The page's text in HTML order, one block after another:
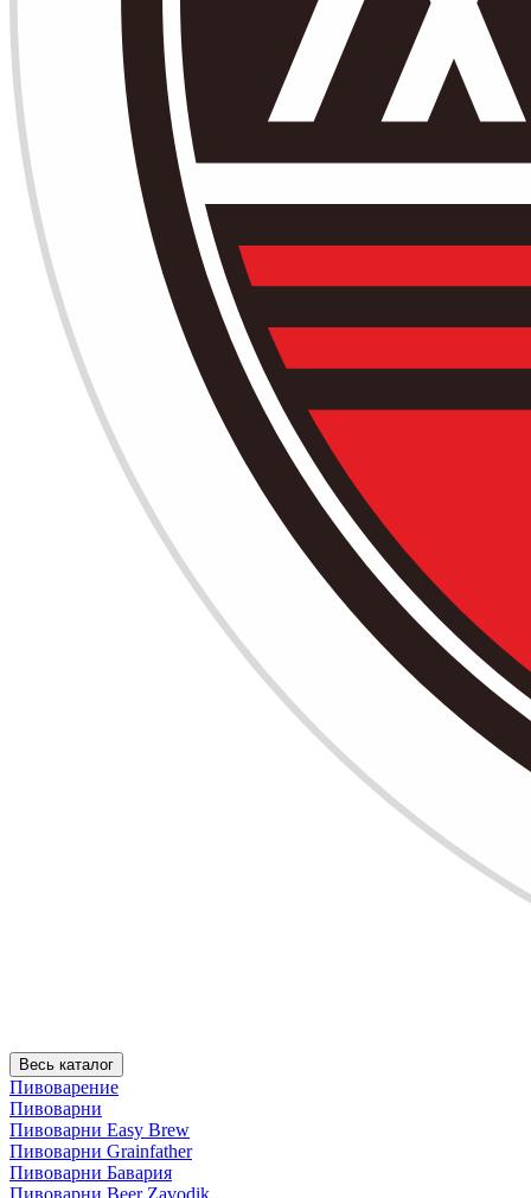
Весь каталог
Пивоварение
Пивоварни
Пивоварни Easy Brew
Пивоварни Grainfather
Пивоварни Бавария
Пивоварни Beer Zavodik